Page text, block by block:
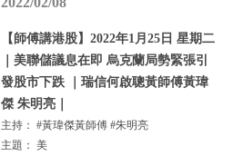
【師傅講港股】2022年1月25日 星期二
｜美聯儲議息在即 烏克蘭局勢緊張引
發股市下跌 ｜瑞信何啟聰黃師傅黃瑋
傑 朱明亮｜
主持： #黃瑋傑黃師傅 #朱明亮
主題： 美